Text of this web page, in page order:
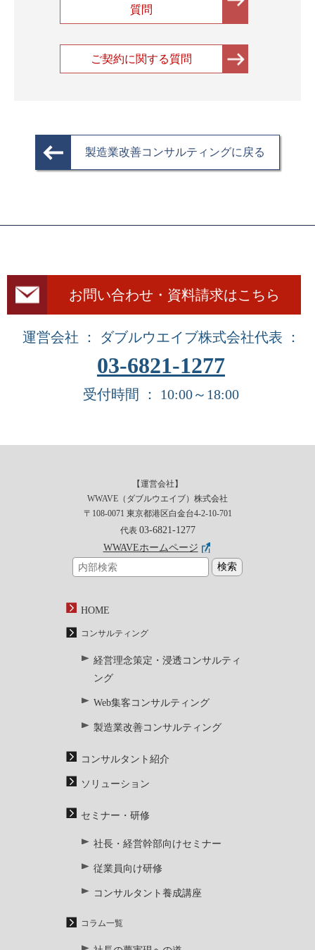
質問
ご契約に関する質問
製造業改善コンサルティングに戻る
お問い合わせ・資料請求はこちら
運営会社 ： ダブルウエイブ株式会社代表 ：
03-6821-1277
受付時間 ： 10:00～18:00
【運営会社】
WWAVE（ダブルウエイブ）株式会社
〒108-0071 東京都港区白金台4-2-10-701
代表 03-6821-1277
WWAVEホームページ
HOME
コンサルティング
経営理念策定・浸透コンサルティ
ング
Web集客コンサルティング
製造業改善コンサルティング
コンサルタント紹介
ソリューション
セミナー・研修
社長・経営幹部向けセミナー
従業員向け研修
コンサルタント養成講座
コラム一覧